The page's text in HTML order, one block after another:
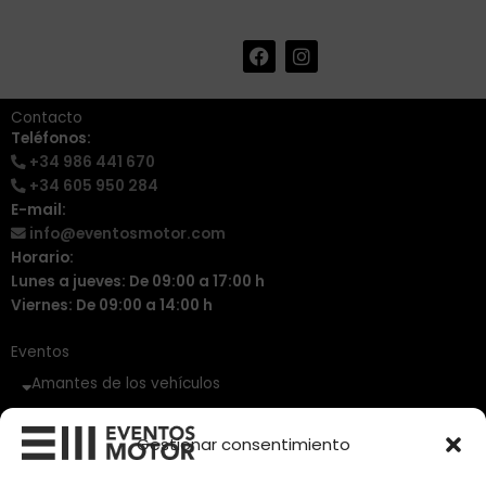
Gestionar consentimiento
F
a
e
I
n
t
Contacto
Teléfonos:
+34 986 441 670
+34 605 950 284
E-mail:
info@eventosmotor.com
Horario:
Lunes a jueves: De 09:00 a 17:00 h
Viernes: De 09:00 a 14:00 h
Eventos
Amantes de los vehículos
Vehículos Clásicos